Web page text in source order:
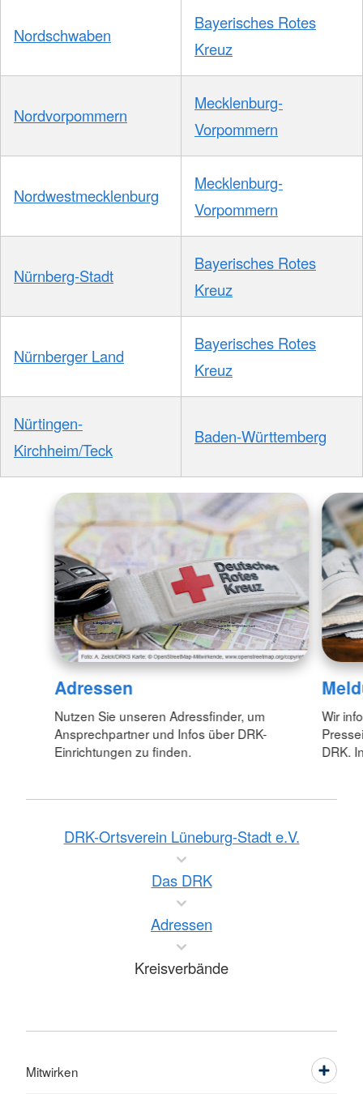
Nordschwaben
Bayerisches Rotes
Kreuz
Nordvorpommern
Mecklenburg-
Vorpommern
Nordwestmecklenburg
Mecklenburg-
Vorpommern
Nürnberg-Stadt
Bayerisches Rotes
Kreuz
Nürnberger Land
Bayerisches Rotes
Kreuz
Nürtingen-
Kirchheim/Teck
Baden-Württemberg
Adressen
Nutzen Sie unseren Adressfinder, um
Ansprechpartner und Infos über DRK-
Einrichtungen zu finden.
Wir
DRK.
DRK-Ortsverein Lüneburg-Stadt e.V.
Das DRK
Adressen
Kreisverbände
Mitwirken